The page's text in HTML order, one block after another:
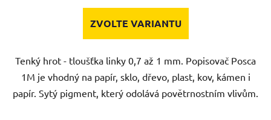
ZVOLTE VARIANTU
Tenký hrot - tloušťka linky 0,7 až 1 mm. Popisovač Posca
1M je vhodný na papír, sklo, dřevo, plast, kov, kámen i
papír. Sytý pigment, který odolává povětrnostním vlivům.